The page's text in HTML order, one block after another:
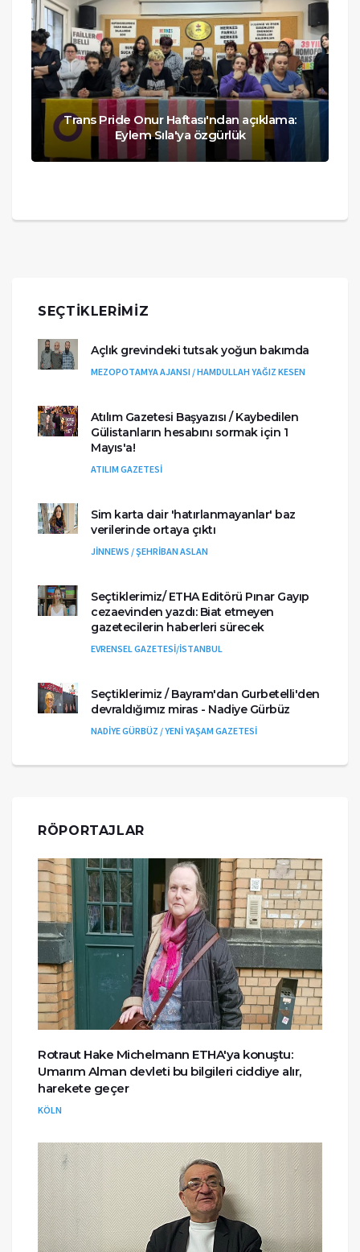
Trans Pride Onur Haftası'ndan açıklama:
Eylem Sıla'ya özgürlük
SEÇTIKLERIMIZ
Açlık grevindeki tutsak yoğun bakımda
MEZOPOTAMYA AJANSI / HAMDULLAH YAĞIZ KESEN
Atılım Gazetesi Başyazısı / Kaybedilen
Gülistanların hesabını sormak için 1
Mayıs'a!
ATILIM GAZETESİ
Sim karta dair 'hatırlanmayanlar' baz
verilerinde ortaya çıktı
JİNNEWS / ŞEHRİBAN ASLAN
Seçtiklerimiz/ ETHA Editörü Pınar Gayıp
cezaevinden yazdı: Biat etmeyen
gazetecilerin haberleri sürecek
EVRENSEL GAZETESİ/İSTANBUL
Seçtiklerimiz / Bayram'dan Gurbetelli'den
devraldığımız miras - Nadiye Gürbüz
NADİYE GÜRBÜZ / YENİ YAŞAM GAZETESİ
RÖPORTAJLAR
Rotraut Hake Michelmann ETHA'ya konuştu:
Umarım Alman devleti bu bilgileri ciddiye alır,
harekete geçer
KÖLN